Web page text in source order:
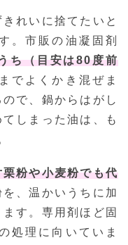
れいに捨てたいと
。市販の油凝固剤
ち（目安は80度前
でよくかき混ぜま
で、鍋からはがし
しまった油は、も
栗粉や小麦粉でも代
、温かいうちに加
す。専用剤ほど固
処理に向いていま